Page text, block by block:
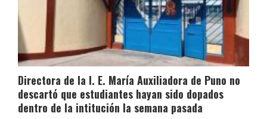
Directora de la I. E. María Auxiliadora de Puno no
descartó que estudiantes hayan sido dopados
dentro de la intitución la semana pasada